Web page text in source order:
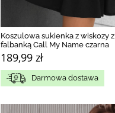
Koszulowa sukienka z wiskozy z
falbanką Call My Name czarna
189,99 zł
Darmowa dostawa